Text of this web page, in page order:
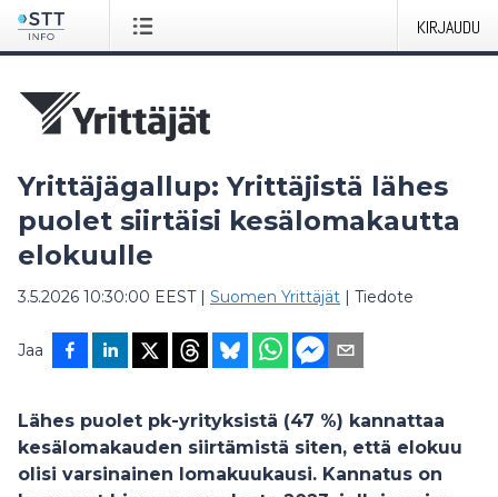
KIRJAUDU
Yrittäjägallup: Yrittäjistä lähes
puolet siirtäisi kesälomakautta
elokuulle
3.5.2026 10:30:00 EEST| Suomen Yrittäjät | Tiedote
Jaa
Lähes puolet pk-yrityksistä (47 %) kannattaa
kesälomakauden siirtämistä siten, että elokuu
olisi varsinainen lomakuukausi. Kannatus on